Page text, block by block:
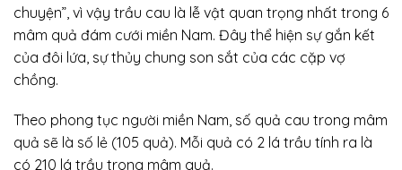
chuyện”, vì vậy trầu cau là lễ vật quan trọng nhất trong 6
mâm quả đám cưới miền Nam. Đây thể hiện sự gắn kết
của đôi lứa, sự thủy chung son sắt của các cặp vợ
chồng.
Theo phong tục người miền Nam, số quả cau trong mâm
quả sẽ là số lẻ (105 quả). Mỗi quả có 2 lá trầu tính ra là
có 210 lá trầu trong mâm quả.